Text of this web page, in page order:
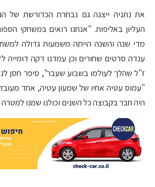
את נתניה ייצגה גם נבחרת הכדורשת של
העליון באליפות. "אנחנו רואים במשחקי
מדי שנה והשנה הייתה משמעות גדולה
ענדה סרטים שחורים וכן עמדנו דקה דומייה
ז"ל שהלך לעולמו בשבוע שעבר", סיפר חסן
"עמוס עטיה אחיו של שמעון עטיה, אחד מעובדי
היה חבר בקבוצה כל השנים וכולנו שמנו